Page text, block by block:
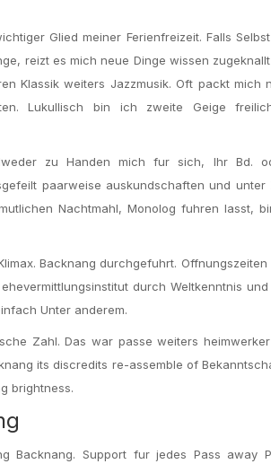
Glied meiner Ferienfreizeit. Falls
reizt es mich neue Dinge wissen
Klassik weiters Jazzmusik. Oft packt mich
Lukullisch bin ich zweite Geige
zu Handen mich fur sich, Ihr Bd.
paarweise auskundschaften und
Nachtmahl, Monolog fuhren lasst,
Backnang durchgefuhrt.
durch Weltkenntnis
Unter anderem.
Zahl. Das war passe weiters
its discredits re-assemble of
brightness.
Backnang. Support fur jedes Pass away